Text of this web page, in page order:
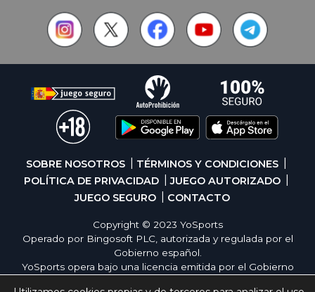
SOBRE NOSOTROS
TÉRMINOS Y CONDICIONES
POLÍTICA DE PRIVACIDAD
JUEGO AUTORIZADO
JUEGO SEGURO
CONTACTO
Copyright © 2023 YoSports
Operado por Bingosoft PLC, autorizada y regulada por el
Gobierno español.
YoSports opera bajo una licencia emitida por el Gobierno